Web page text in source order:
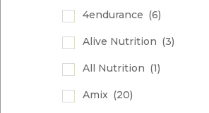
4endurance (6)
Alive Nutrition (3)
All Nutrition (1)
Amix (20)